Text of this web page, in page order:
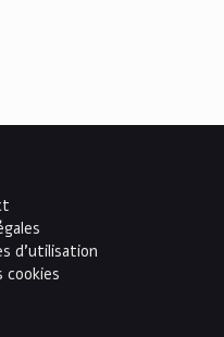
d'utilisation
cookies